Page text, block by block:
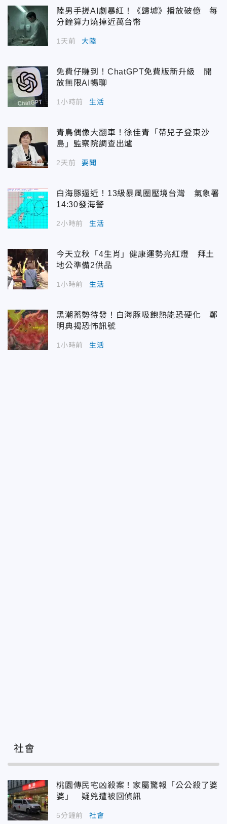
陸男手搓AI劇暴紅！《歸墟》播放破億 每
分鐘算力燒掉近萬台幣
1天前 大陸
免費仔賺到！ChatGPT免費版新升級 開
放無限AI暢聊
1小時前 生活
青鳥偶像大翻車！徐佳青「帶兒子登東沙
島」監察院調查出爐
2天前 要聞
白海豚逼近！13級暴風圈壓境台灣 氣象署
14:30發海警
2小時前 生活
今天立秋「4生肖」健康運勢亮紅燈 拜土
地公準備2供品
1小時前 生活
黑潮蓄勢待發！白海豚吸飽熱能恐硬化 鄭
明典揭恐怖訊號
1小時前 生活
社會
桃園傳民宅凶殺案！家屬驚報「公公殺了婆
婆」 疑兇遭被回偵訊
5分鐘前 社會